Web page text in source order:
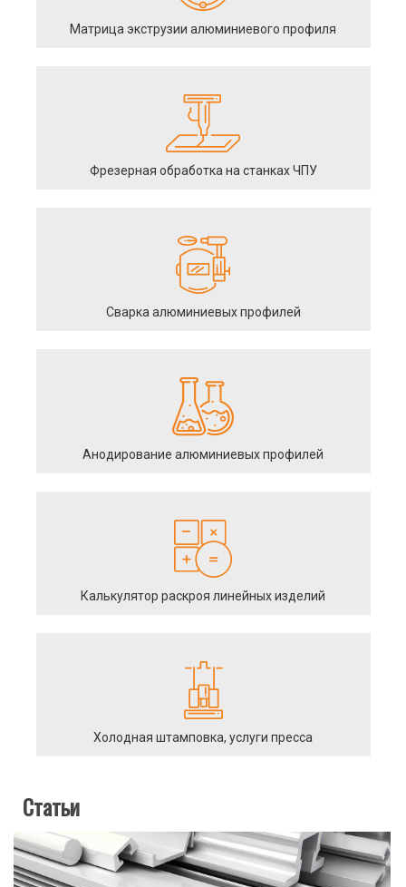
Матрица экструзии алюминиевого профиля
Фрезерная обработка на станках ЧПУ
Сварка алюминиевых профилей
Анодирование алюминиевых профилей
Калькулятор раскроя линейных изделий
Холодная штамповка, услуги пресса
Статьи